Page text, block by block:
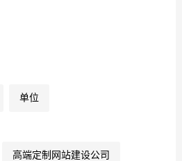
单位
高端定制网站建设公司